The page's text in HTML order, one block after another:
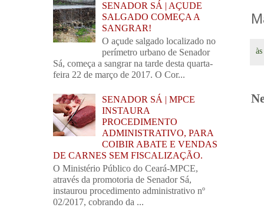
às
SENADOR SÁ | AÇUDE
SALGADO COMEÇA A
SANGRAR!
O açude salgado localizado no
perímetro urbano de Senador
Sá, começa a sangrar na tarde desta quarta-
feira 22 de março de 2017. O Cor...
SENADOR SÁ | MPCE
INSTAURA
PROCEDIMENTO
ADMINISTRATIVO, PARA
COIBIR ABATE E VENDAS
DE CARNES SEM FISCALIZAÇÃO.
O Ministério Público do Ceará-MPCE,
através da promotoria de Senador Sá,
instaurou procedimento administrativo nº
02/2017, cobrando da ...